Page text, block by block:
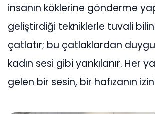
insanın köklerine gönderme
geliştirdiği tekniklerle tuvali
çatlatır; bu çatlaklardan
kadın sesi gibi yankılanır. Her
gelen bir sesin, bir hafızanın